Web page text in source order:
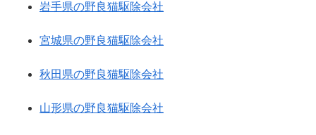
岩手県の野良猫駆除会社
宮城県の野良猫駆除会社
秋田県の野良猫駆除会社
山形県の野良猫駆除会社